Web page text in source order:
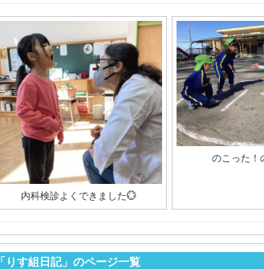
内科検診よくできました💮
のこった！
「りす組日記」のページ一覧